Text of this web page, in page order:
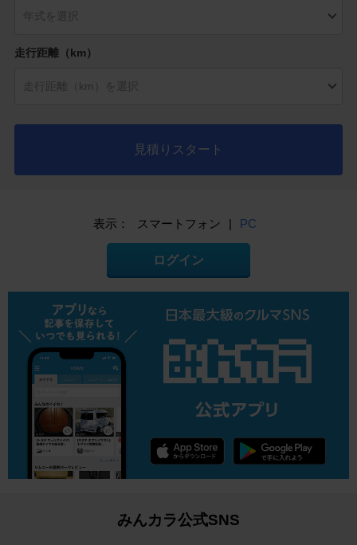
走行距離（km）
見積りスタート
表示： スマートフォン | PC
ログイン
みんカラ公式SNS